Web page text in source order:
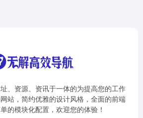
、资源、资讯于一体的为提高您的工作
站，简约优雅的设计风格，全面的前端
的模块化配置，欢迎您的体验！